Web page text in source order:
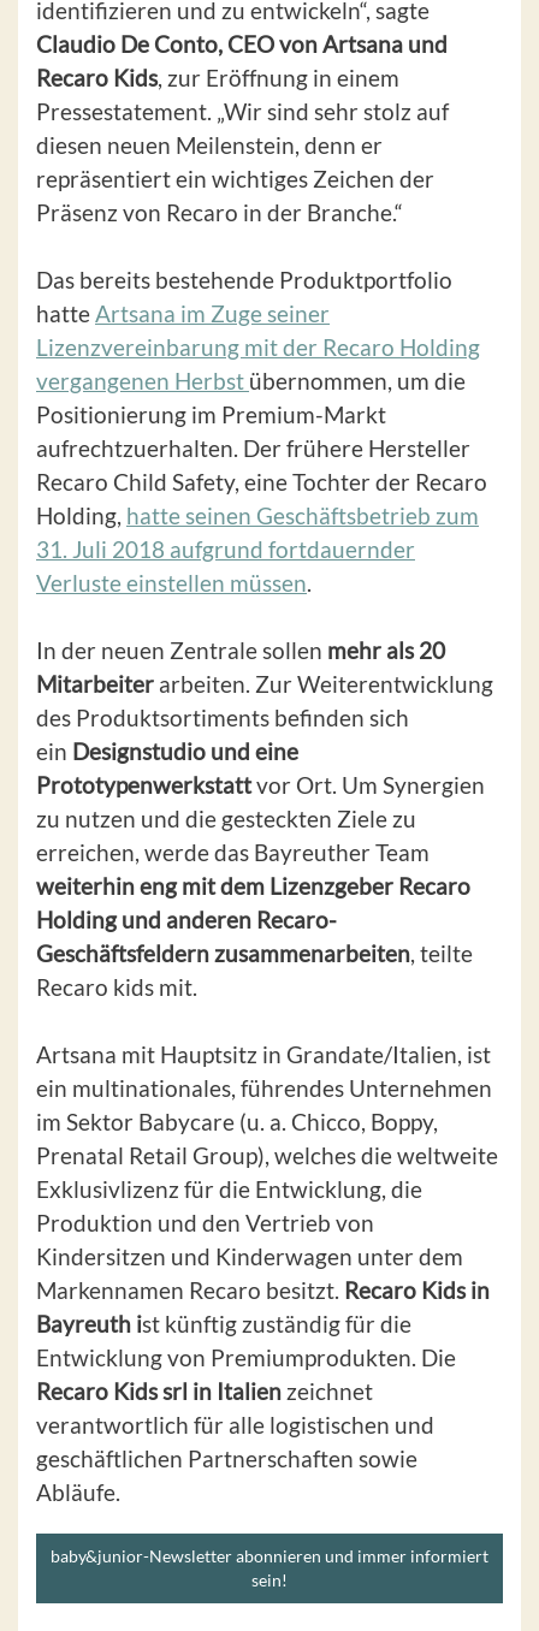
identifizieren und zu entwickeln“, sagte
Claudio De Conto, CEO von Artsana und
Recaro Kids, zur Eröffnung in einem
Pressestatement. „Wir sind sehr stolz auf
diesen neuen Meilenstein, denn er
repräsentiert ein wichtiges Zeichen der
Präsenz von Recaro in der Branche.“
Das bereits bestehende Produktportfolio
hatteArtsana im Zuge seiner
Lizenzvereinbarung mit der Recaro Holding
vergangenen Herbst übernommen, um die
Positionierung im Premium-Markt
aufrechtzuerhalten. Der frühere Hersteller
Recaro Child Safety, eine Tochter der Recaro
Holding, hatte seinen Geschäftsbetrieb zum
31. Juli 2018 aufgrund fortdauernder
Verluste einstellen müssen.
In der neuen Zentrale sollen mehr als 20
Mitarbeiter arbeiten. Zur Weiterentwicklung
des Produktsortiments befinden sich
ein Designstudio und eine
Prototypenwerkstattvor Ort. Um Synergien
zu nutzen und die gesteckten Ziele zu
erreichen, werde das Bayreuther Team
weiterhin eng mit dem Lizenzgeber Recaro
Holding und anderen Recaro-
Geschäftsfeldern zusammenarbeiten, teilte
Recaro kids mit.
Artsana mit Hauptsitz in Grandate/Italien, ist
ein multinationales, führendes Unternehmen
im Sektor Babycare (u. a. Chicco, Boppy,
Prenatal Retail Group), welches die weltweite
Exklusivlizenz für die Entwicklung, die
Produktion und den Vertrieb von
Kindersitzen und Kinderwagen unter dem
Markennamen Recaro besitzt. Recaro Kids in
Bayreuth ist künftig zuständig für die
Entwicklung von Premiumprodukten. Die
Recaro Kids srl in Italien zeichnet
verantwortlich für alle logistischen und
geschäftlichen Partnerschaften sowie
Abläufe.
baby&junior-Newsletter abonnieren und immer informiert
sein!